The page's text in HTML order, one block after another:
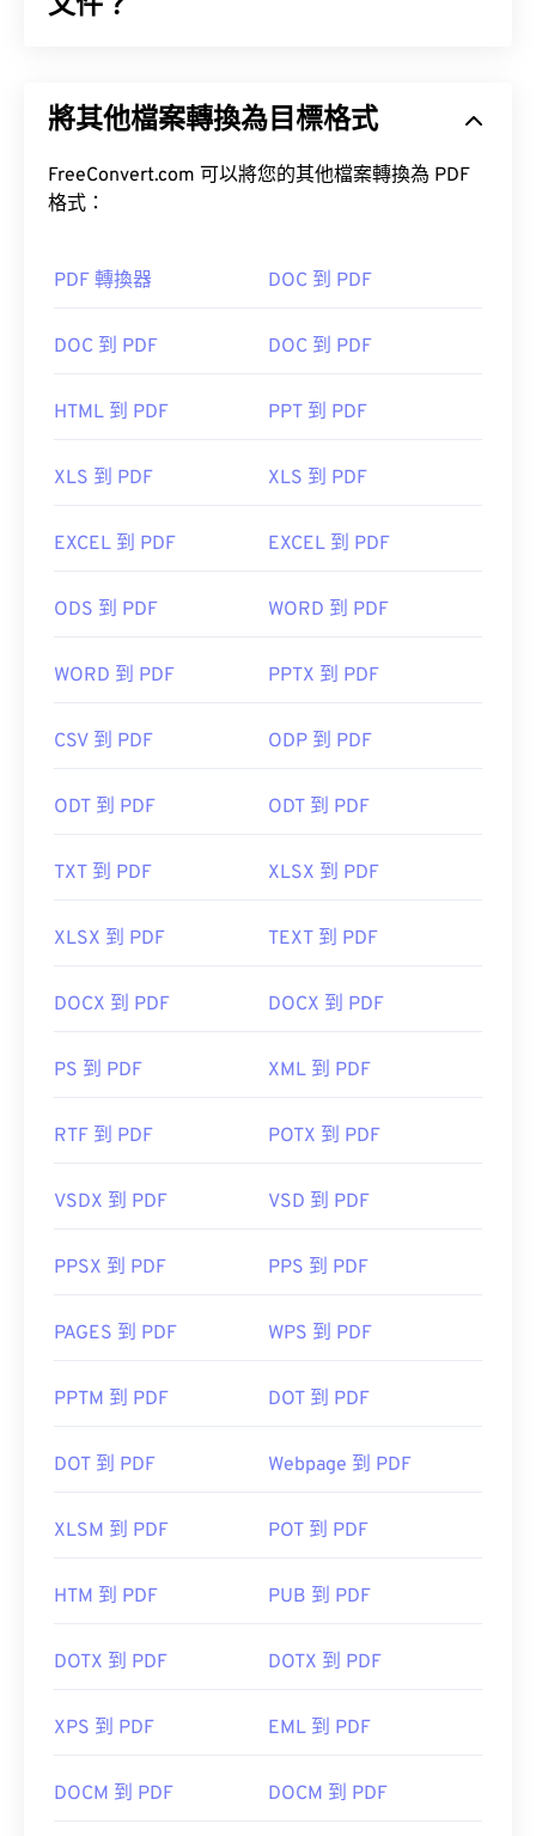
如上所述，唯一可用於開啟 DRF 檔案的軟體是
Max（3D StudioMAX&term=1-
YEAR&quantity=1">3ds Max（3D Studio Max）。
該程式由 Autodesk 公司銷售，但提供免費試用期。
DRF 檔案轉換為 JPG 格式，JPG 是一種更常見的檔
案類型，大多數平台都支援。
開發人員： Autodesk, Inc.
類型之一。 PDF 如此受歡迎的原因在於它可以保留
上看起來都完全一樣。
如何開啟 PDF 檔案？
Acrobat Reader
。 Adobe 創建了 PDF 標準，其程序
大多數網頁瀏覽器，如 Chrome 和 Firefox，都能直
開啟 PDF 檔案非常方便。如果你想要更高級的功
初始發布日期：
1993年6月15日
https://acrobat.adobe.com/us/en/why-
將其他檔案轉換為目標格式
FreeConvert.com 可以將您的其他檔案轉換為 PDF
格式：
PDF 轉換器 DOC 到 PDF
DOC 到 PDF DOC 到 PDF
HTML 到 PDF PPT 到 PDF
XLS 到 PDF XLS 到 PDF
EXCEL 到 PDF EXCEL 到 PDF
ODS 到 PDF WORD 到 PDF
WORD 到 PDF PPTX 到 PDF
CSV 到 PDF ODP 到 PDF
ODT 到 PDF ODT 到 PDF
TXT 到 PDF XLSX 到 PDF
XLSX 到 PDF TEXT 到 PDF
DOCX 到 PDF DOCX 到 PDF
PS 到 PDF XML 到 PDF
RTF 到 PDF POTX 到 PDF
VSDX 到 PDF VSD 到 PDF
PPSX 到 PDF PPS 到 PDF
PAGES 到 PDF WPS 到 PDF
PPTM 到 PDF DOT 到 PDF
DOT 到 PDF Webpage 到 PDF
XLSM 到 PDF POT 到 PDF
HTM 到 PDF PUB 到 PDF
DOTX 到 PDF DOTX 到 PDF
XPS 到 PDF EML 到 PDF
DOCM 到 PDF DOCM 到 PDF